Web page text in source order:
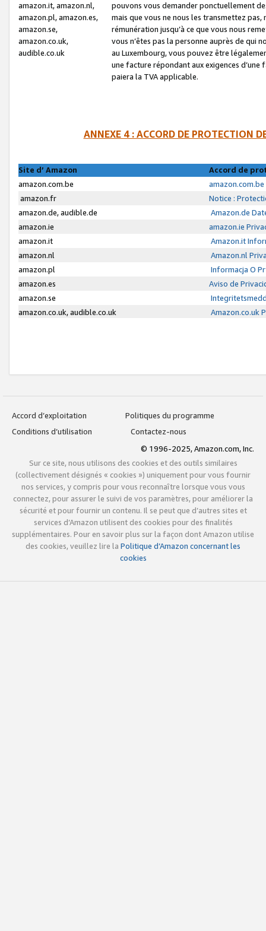
amazon.it, amazon.nl,
amazon.pl, amazon.es,
amazon.se,
amazon.co.uk,
audible.co.uk
pouvons vous demander ponctuellement
mais que vous ne nous les transmettez
rémunération jusqu’à ce que vous nous
vous n’êtes pas la personne auprès de qui
au Luxembourg, vous pouvez être
une facture répondant aux exigences
paiera la TVA applicable.
ANNEXE 4 : ACCORD DE PROTECTION
Site d’ Amazon
Accord de
amazon.com.be
amazon.fr
Notice :
amazon.de, audible.de
Amazon.de
amazon.ie
amazon.ie
amazon.it
Amazon.it
amazon.nl
Amazon.nl
amazon.pl
Informacja O
amazon.es
Aviso de
amazon.se
amazon.co.uk, audible.co.uk
Amazon.co.uk
Accord d’exploitation
Politiques du programme
Conditions d’utilisation
Contactez-nous
© 1996-2025, Amazon.com, Inc.
Sur ce site, nous utilisons des cookies et des outils similaires
(collectivement désignés « cookies ») uniquement pour vous fournir
nos services, y compris pour vous reconnaître lorsque vous vous
connectez, pour assurer le suivi de vos paramètres, pour améliorer la
sécurité et pour fournir un contenu. Il se peut que d’autres sites et
services d’Amazon utilisent des cookies pour des finalités
supplémentaires. Pour en savoir plus sur la façon dont Amazon utilise
des cookies, veuillez lire la Politique d’Amazon concernant les
cookies